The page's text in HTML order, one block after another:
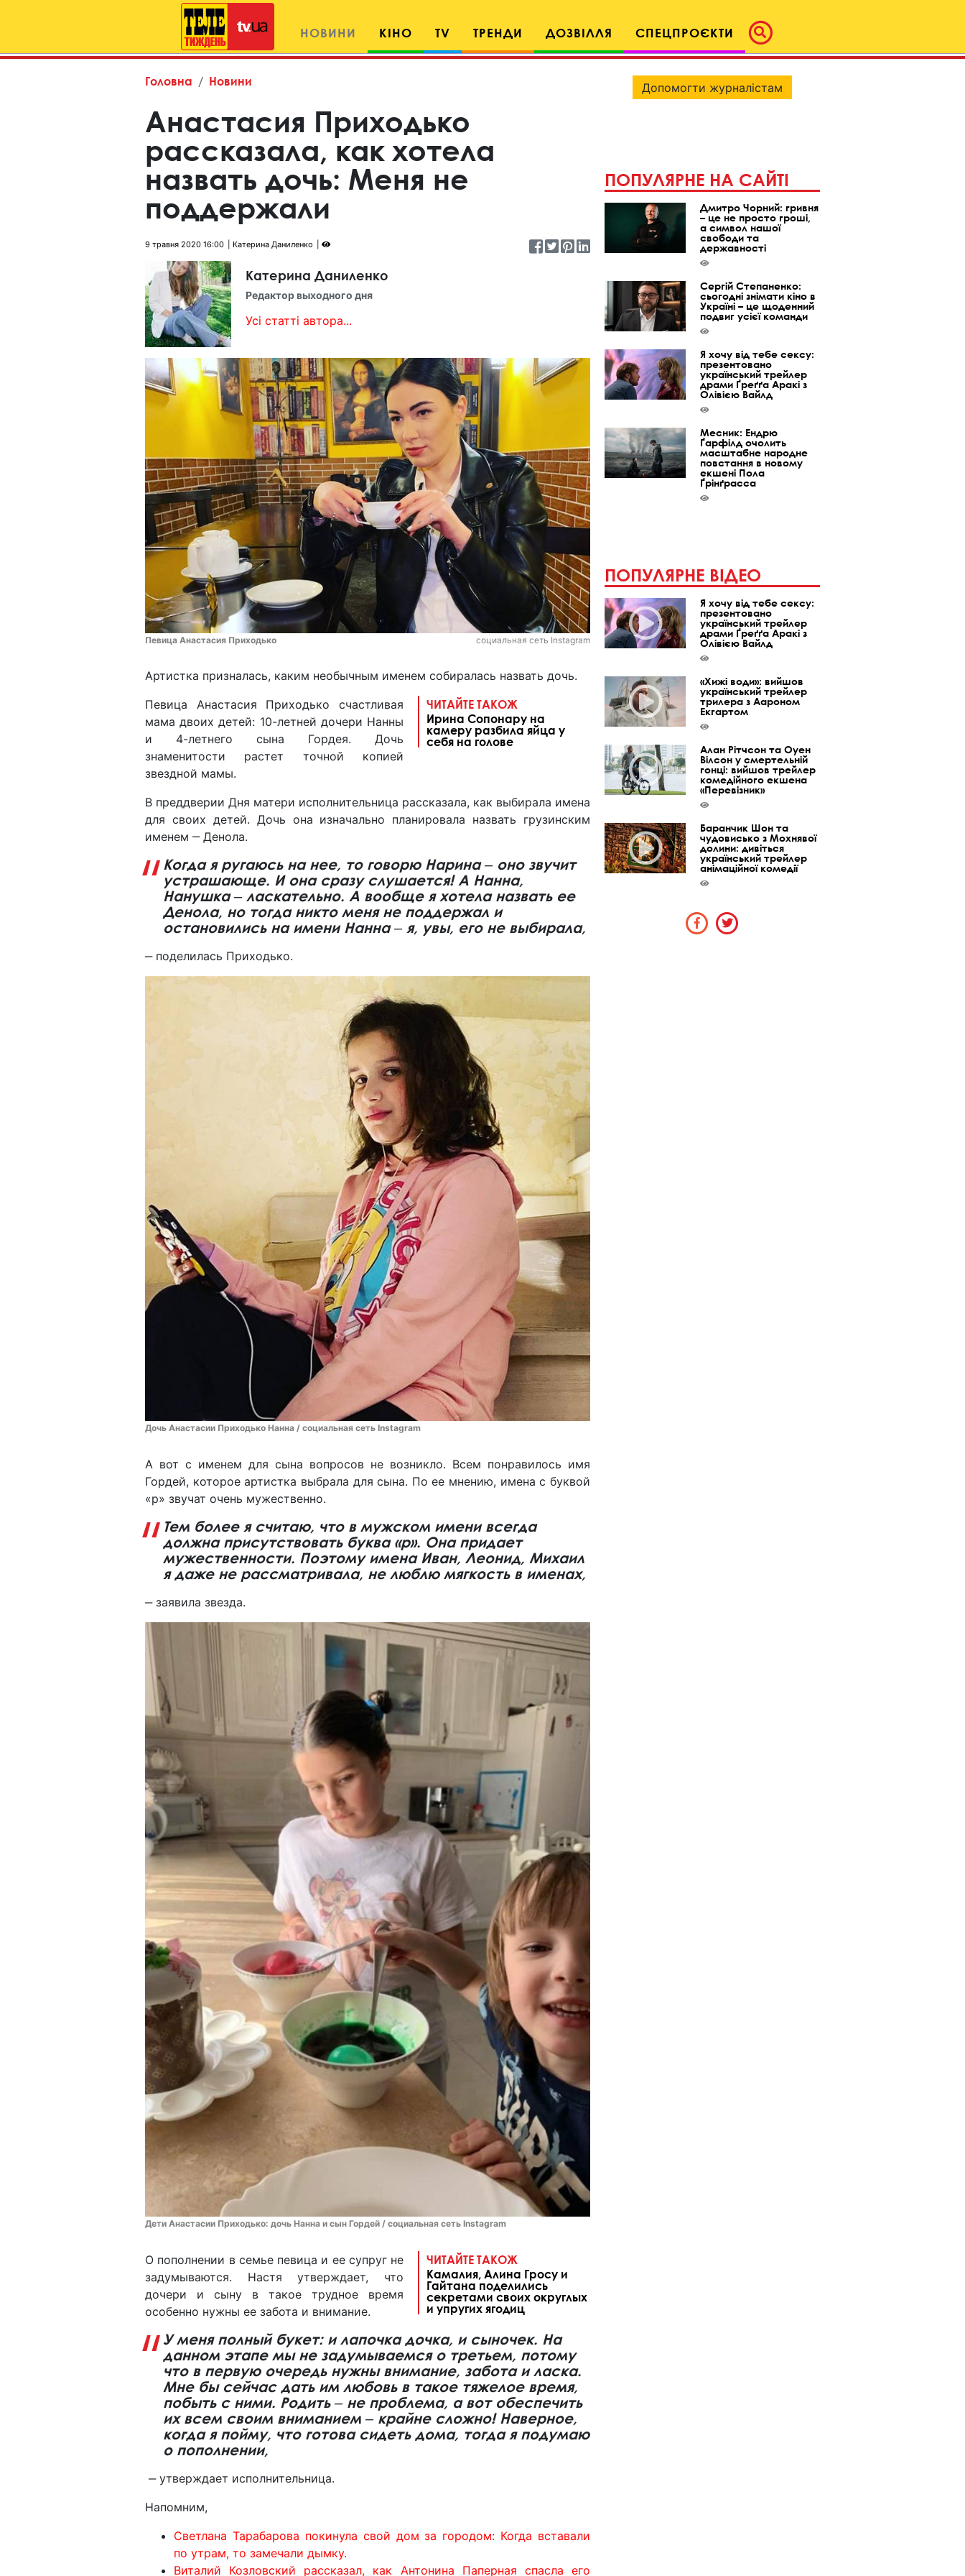
НОВИНИ КІНО TV ТРЕНДИ ДОЗВІЛЛЯ СПЕЦПРОЄКТИ
Головна Новини
Анастасия Приходько
рассказала, как хотела
назвать дочь: Меня не
поддержали
9 травня 2020 16:00 Катерина Даниленко
Катерина Даниленко
Редактор выходного дня
Усі статті автора...
Певица Анастасия Приходько социальная сеть Instagram
Артистка призналась, каким необычным именем собиралась назвать дочь.
ЧИТАЙТЕ ТАКОЖ
Ирина Сопонару на
камеру разбила яйца у
себя на голове
Певица Анастасия Приходько счастливая
мама двоих детей: 10-летней дочери Нанны
и 4-летнего сына Гордея. Дочь
знаменитости растет точной копией
звездной мамы.
В преддверии Дня матери исполнительница рассказала, как выбирала имена
для своих детей. Дочь она изначально планировала назвать грузинским
именем ‒ Денола.
Когда я ругаюсь на нее, то говорю Нарина ‒ оно звучит
устрашающе. И она сразу слушается! А Нанна,
Нанушка ‒ ласкательно. А вообще я хотела назвать ее
Денола, но тогда никто меня не поддержал и
остановились на имени Нанна ‒ я, увы, его не выбирала,
‒ поделилась Приходько.
Дочь Анастасии Приходько Нанна / социальная сеть Instagram
А вот с именем для сына вопросов не возникло. Всем понравилось имя
Гордей, которое артистка выбрала для сына. По ее мнению, имена с буквой
«р» звучат очень мужественно.
Тем более я считаю, что в мужском имени всегда
должна присутствовать буква «р». Она придает
мужественности. Поэтому имена Иван, Леонид, Михаил
я даже не рассматривала, не люблю мягкость в именах,
‒ заявила звезда.
Дети Анастасии Приходько: дочь Нанна и сын Гордей / социальная сеть Instagram
ЧИТАЙТЕ ТАКОЖ
Камалия, Алина Гросу и
Гайтана поделились
секретами своих округлых
и упругих ягодиц
О пополнении в семье певица и ее супруг не
задумываются. Настя утверждает, что
дочери и сыну в такое трудное время
особенно нужны ее забота и внимание.
У меня полный букет: и лапочка дочка, и сыночек. На
данном этапе мы не задумываемся о третьем, потому
что в первую очередь нужны внимание, забота и ласка.
Мне бы сейчас дать им любовь в такое тяжелое время,
побыть с ними. Родить ‒ не проблема, а вот обеспечить
их всем своим вниманием ‒ крайне сложно! Наверное,
когда я пойму, что готова сидеть дома, тогда я подумаю
о пополнении,
‒ утверждает исполнительница.
Напомним,
Светлана Тарабарова покинула свой дом за городом: Когда вставали
по утрам, то замечали дымку.
Виталий Козловский рассказал, как Антонина Паперная спасла его
Допомогти журналістам
ПОПУЛЯРНЕ НА САЙТІ
Дмитро Чорний: гривня
– це не просто гроші,
а символ нашої
свободи та
державності
Сергій Степаненко:
сьогодні знімати кіно в
Україні – це щоденний
подвиг усієї команди
Я хочу від тебе сексу:
презентовано
український трейлер
драми Ґреґґа Аракі з
Олівією Вайлд
Месник: Ендрю
Ґарфілд очолить
масштабне народне
повстання в новому
екшені Пола
Ґрінґрасса
ПОПУЛЯРНЕ ВІДЕО
Я хочу від тебе сексу:
презентовано
український трейлер
драми Ґреґґа Аракі з
Олівією Вайлд
«Хижі води»: вийшов
український трейлер
трилера з Аароном
Екгартом
Алан Рітчсон та Оуен
Вілсон у смертельній
гонці: вийшов трейлер
комедійного екшена
«Перевізник»
Баранчик Шон та
чудовисько з Мохнявої
долини: дивіться
український трейлер
анімаційної комедії